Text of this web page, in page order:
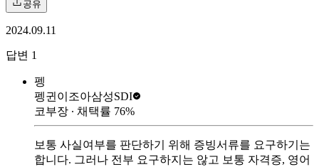
공유
2024.09.11
답변 1
펭
펭귄이조아삼성SDI
코부장 ∙ 채택률 76%
보통 사실여부를 판단하기 위해 증빙서류를 요구하기는
합니다. 그러나 전부 요구하지는 않고 보통 자격증, 영어